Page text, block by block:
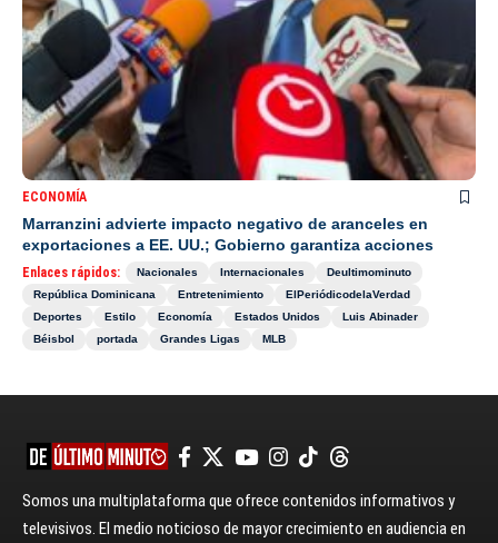
ECONOMÍA
Marranzini advierte impacto negativo de aranceles en
exportaciones a EE. UU.; Gobierno garantiza acciones
Enlaces rápidos: Nacionales Internacionales
Deultimominuto
República Dominicana
Entretenimiento
ElPeriódicodelaVerdad
Deportes
Estilo Economía Estados Unidos
Luis Abinader
Béisbol
portada Grandes Ligas MLB
Somos una multiplataforma que ofrece contenidos informativos y
televisivos. El medio noticioso de mayor crecimiento en audiencia en